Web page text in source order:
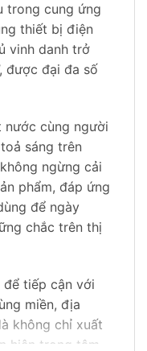
trong cung ứng
thiết bị điện
vinh danh trở
được đại đa số
nước cùng người
sáng trên
ngừng cải
phẩm, đáp ứng
để ngày
chắc trên thị
để tiếp cận với
miền, địa
không chỉ xuất
hiện trong tâm